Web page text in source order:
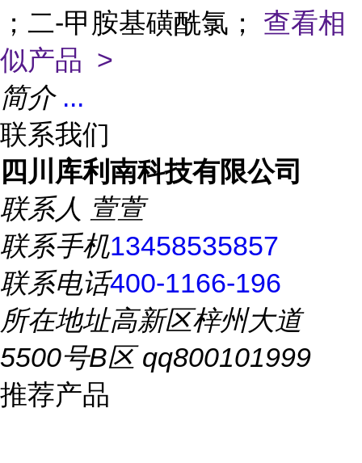
；二-甲胺基磺酰氯； 查看相
似产品 >
简介 ...
联系我们
四川库利南科技有限公司
联系人 萱萱
联系手机13458535857
联系电话400-1166-196
所在地址高新区梓州大道
5500号B区 qq800101999
推荐产品